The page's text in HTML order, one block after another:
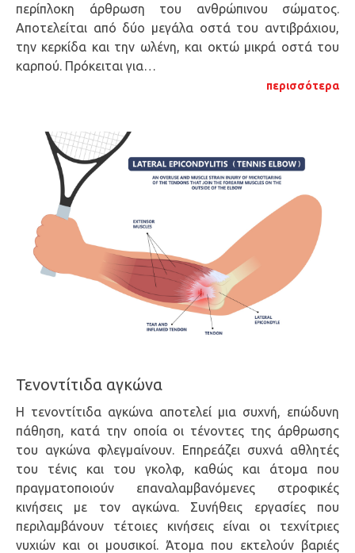
περίπλοκη άρθρωση του ανθρώπινου σώματος.
Αποτελείται από δύο μεγάλα οστά του αντιβράχιου,
την κερκίδα και την ωλένη, και οκτώ μικρά οστά του
καρπού. Πρόκειται για…
περισσότερα
Τενοντίτιδα αγκώνα
Η τενοντίτιδα αγκώνα αποτελεί μια συχνή, επώδυνη
πάθηση, κατά την οποία οι τένοντες της άρθρωσης
του αγκώνα φλεγμαίνουν. Επηρεάζει συχνά αθλητές
του τένις και του γκολφ, καθώς και άτομα που
πραγματοποιούν επαναλαμβανόμενες στροφικές
κινήσεις με τον αγκώνα. Συνήθεις εργασίες που
περιλαμβάνουν τέτοιες κινήσεις είναι οι τεχνίτριες
νυχιών και οι μουσικοί. Άτομα που εκτελούν βαριές